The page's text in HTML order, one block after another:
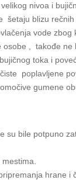
nivoa i
šetaju blizu
vode zbog
, takođe ne
toka i
poplavljene
gumene
su bilе pоtpunо
hrаnе i